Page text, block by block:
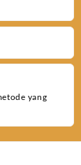
yang